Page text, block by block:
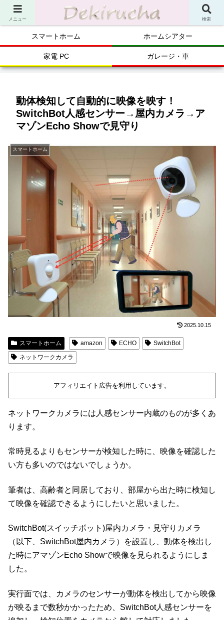
スマートホーム ホームシアター
家電 PC ガレージ・車
動体検知して自動的に映像を映す！
SwitchBot人感センサー→屋内カメラ→ア
マゾンEcho Showで見守り
スマートホーム
2025.10.15
スマートホーム amazon ECHO
SwitchBot
ネットワークカメラ
アフィリエイト広告を利用しています。
ネットワークカメラには人感センサー内蔵のものが多くあ
ります。
常時見るよりもセンサーが検知した時に、映像を確認した
い方も多いのではないでしょうか。
筆者は、高齢者と同居しており、部屋から出た時に検知し
て映像を確認できるようにしたいと思いました。
SwitchBot(スイッチボット)屋内カメラ・見守りカメラ
（以下、SwitchBot屋内カメラ）を設置し、動体を検出し
た時にアマゾンEcho Showで映像を見られるようにしま
した。
実行面では、カメラのセンサーが動体を検出してから映像
が映るまで数秒かかったため、SwitchBot人感センサーを
メニュー 検索